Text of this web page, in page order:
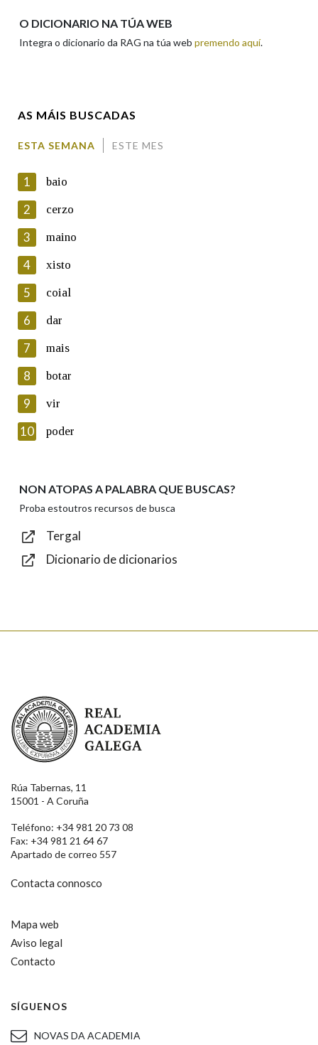
LIMPAR
En cumprimento da normativa vixente en materia de
Protección de Datos de Carácter Persoal, a Real Academia
Galega informa a aqueles usuarios que faciliten o seu correo
electrónico, así como calquera outra información de carácter
persoal, que estes datos serán obxecto de tratamento
automatizado de carácter confidencial e incorporados aos seus
ficheiros informáticos. Así mesmo, os usuarios poderán exercer o
seu dereito de acceso, rectificación, oposición e cancelación dos
seus datos poñéndose en contacto connosco.
Lin e acepto as condicións da política de
Introduce o código que aparece na imaxe:
Texto de verificación
O DICIONARIO NA TÚA WEB
Integra o dicionario da RAG na túa web premendo aquí.
AS MÁIS BUSCADAS
ESTA SEMANA ESTE MES
1 baio
2 cerzo
3 maino
4 xisto
5 coial
6 dar
7 mais
8 botar
9 vir
10 poder
NON ATOPAS A PALABRA QUE BUSCAS?
Proba estoutros recursos de busca
Tergal
Dicionario de dicionarios
Real Academia Galega
Rúa Tabernas, 11
15001 - A Coruña
Teléfono: +34 981 20 73 08
Fax: +34 981 21 64 67
Apartado de correo 557
Contacta connosco
Mapa web
Aviso legal
Contacto
SÍGUENOS
NOVAS DA ACADEMIA